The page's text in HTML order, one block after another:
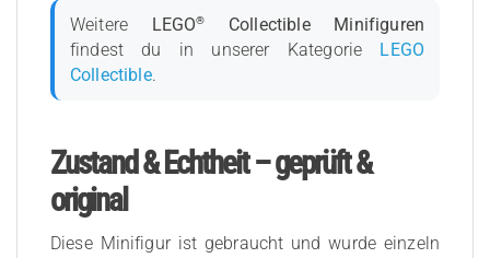
Weitere LEGO®
Collectible Minifiguren
findest du in unserer Kategorie LEGO
Collectible.
Zustand & Echtheit – geprüft &
original
Diese Minifigur ist gebraucht und wurde einzeln